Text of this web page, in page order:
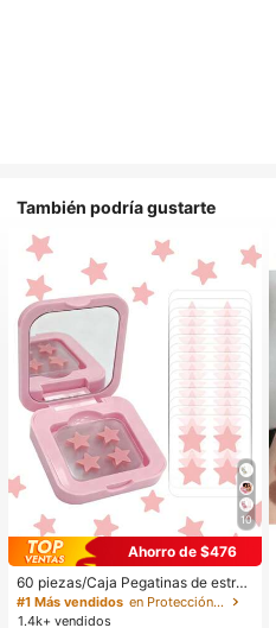
También podría gustarte
10
Ahorro de $476
60 piezas/Caja Pegatinas de estrell
a lindas - Pegatinas faciales, sin al
cohol, sin fragancia, suaves en la pi
#1 Más vendidos
en Protección de la piel
1.4k+ vendidos